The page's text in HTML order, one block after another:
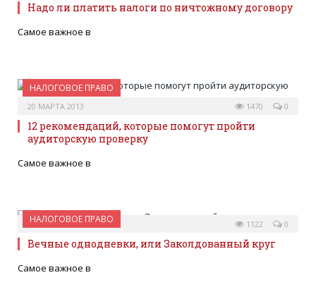
Надо ли платить налоги по ничтожному договору
Самое важное в
НАЛОГОВОЕ ПРАВО
20 МАРТА 2013 0
1470
12 рекомендаций, которые помогут пройти
аудиторскую проверку
Самое важное в
НАЛОГОВОЕ ПРАВО
20 МАРТА 2013 0
1122
Вечные однодневки, или Заколдованный круг
Самое важное в